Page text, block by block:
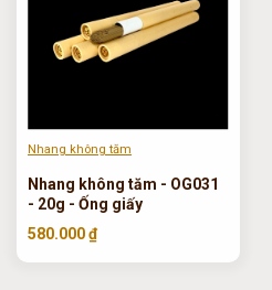
Nhang không tăm
Nhang không tăm - OG031
- 20g - Ống giấy
580.000 ₫